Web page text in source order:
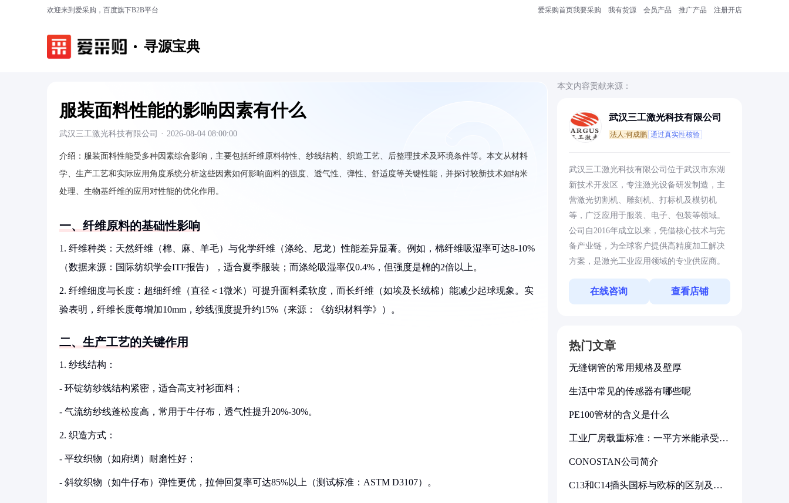
欢迎来到爱采购，百度旗下B2B平台 爱采购首页我要采购 我有货源 会员产品 推广产品 注册开店
寻源宝典
服装面料性能的影响因素有什么
武汉三工激光科技有限公司 · 2026-08-04 08:00:00
介绍： 服装面料性能受多种因素综合影响，主要包括纤维原料特性、纱线结构、织造工艺、后整理技术及环境条件等。本文从材料
学、生产工艺和实际应用角度系统分析这些因素如何影响面料的强度、透气性、弹性、舒适度等关键性能，并探讨较新技术如纳米
处理、生物基纤维的应用对性能的优化作用。
一、纤维原料的基础性影响
1. 纤维种类：天然纤维（棉、麻、羊毛）与化学纤维（涤纶、尼龙）性能差异显著。例如，棉纤维吸湿率可达8-10%
（数据来源：国际纺织学会ITF报告），适合夏季服装；而涤纶吸湿率仅0.4%，但强度是棉的2倍以上。
2. 纤维细度与长度：超细纤维（直径＜1微米）可提升面料柔软度，而长纤维（如埃及长绒棉）能减少起球现象。实
验表明，纤维长度每增加10mm，纱线强度提升约15%（来源：《纺织材料学》）。
二、生产工艺的关键作用
1. 纱线结构：
- 环锭纺纱线结构紧密，适合高支衬衫面料；
- 气流纺纱线蓬松度高，常用于牛仔布，透气性提升20%-30%。
2. 织造方式：
- 平纹织物（如府绸）耐磨性好；
- 斜纹织物（如牛仔布）弹性更优，拉伸回复率可达85%以上（测试标准：ASTM D3107）。
本文内容贡献来源：
武汉三工激光科技有限公司
法人:何成鹏 通过真实性核验
武汉三工激光科技有限公司位于武汉市东湖
新技术开发区，专注激光设备研发制造，主
营激光切割机、雕刻机、打标机及模切机
等，广泛应用于服装、电子、包装等领域。
公司自2016年成立以来，凭借核心技术与完
备产业链，为全球客户提供高精度加工解决
方案，是激光工业应用领域的专业供应商。
在线咨询 查看店铺
热门文章
无缝钢管的常用规格及壁厚
生活中常见的传感器有哪些呢
PE100管材的含义是什么
工业厂房载重标准：一平方米能承受多
CONOSTAN公司简介
C13和C14插头国标与欧标的区别及其